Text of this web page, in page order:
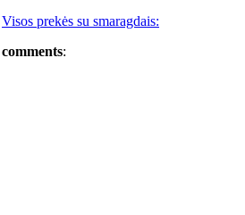
Visos prekės su smaragdais:
comments: